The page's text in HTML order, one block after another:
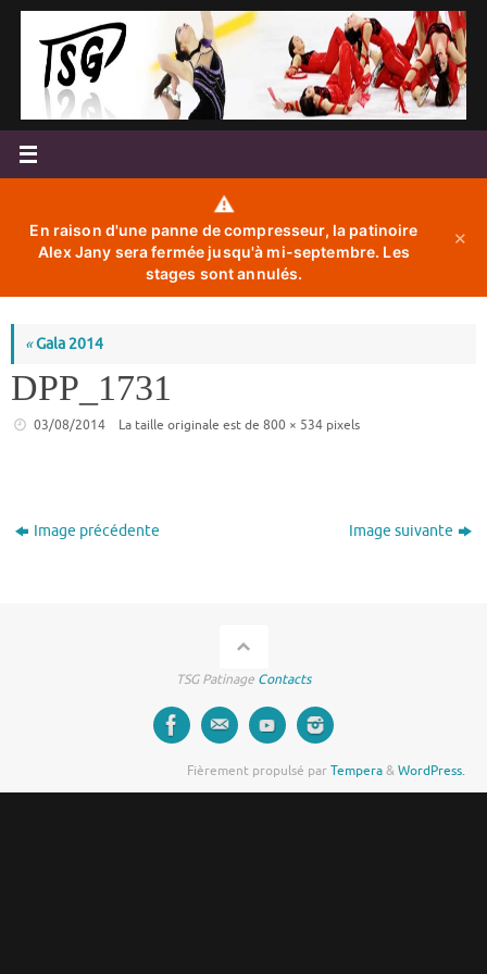
Passer
contenu
⚠️
En raison d'une panne de compresseur, la patinoire
Alex Jany sera fermée jusqu'à mi-septembre. Les
stages sont annulés.
✕
«Gala 2014
DPP_1731
03/08/2014 La taille originale est de 800 × 534pixels
Image précédente Image suivante
TSG Patinage Contacts
Fièrement propulsé parTempera&WordPress.